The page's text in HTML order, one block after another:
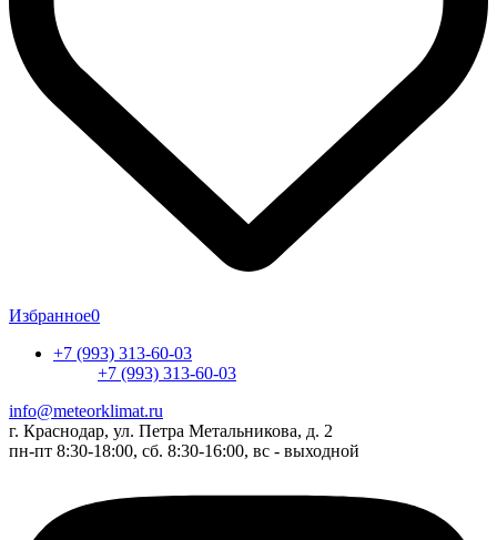
Избранное0
+7 (993) 313-60-03
+7 (993) 313-60-03
info@meteorklimat.ru
г. Краснодар, ул. Петра Метальникова, д. 2
пн-пт 8:30-18:00, сб. 8:30-16:00, вс - выходной